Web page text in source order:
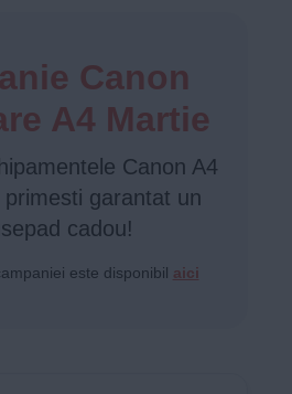
Canon
A4 Martie
Canon A4
garantat un
cadou!
este disponibil aici